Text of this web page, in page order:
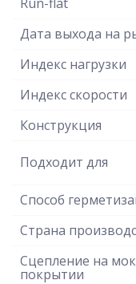
Дата выхода на
Индекс нагрузки
Индекс скорости
Конструкция
Подходит для
Способ
Страна
Сцепление на
покрытии